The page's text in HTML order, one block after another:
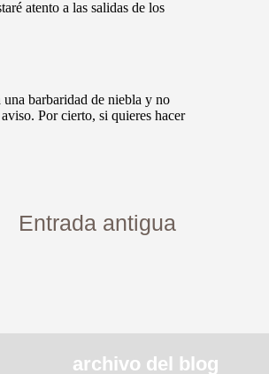
Entrada antigua
archivo del blog